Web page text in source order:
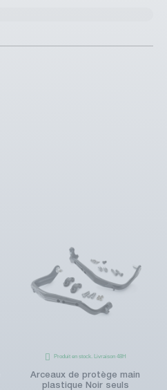
Produit en stock. Livraison 48H
Arceaux de protège main
plastique Noir seuls